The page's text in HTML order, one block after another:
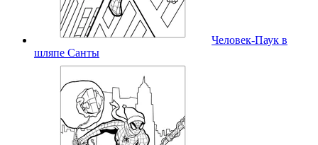
Человек-Паук в
шляпе Санты